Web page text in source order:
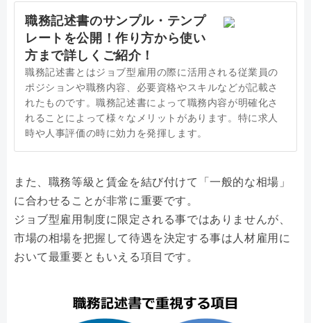
職務記述書のサンプル・テンプ
レートを公開！作り方から使い
方まで詳しくご紹介！
職務記述書とはジョブ型雇用の際に活用される従業員の
ポジションや職務内容、必要資格やスキルなどが記載さ
れたものです。職務記述書によって職務内容が明確化さ
れることによって様々なメリットがあります。特に求人
時や人事評価の時に効力を発揮します。
また、職務等級と賃金を結び付けて「一般的な相場」
に合わせることが非常に重要です。
ジョブ型雇用制度に限定される事ではありませんが、
市場の相場を把握して待遇を決定する事は人材雇用に
おいて最重要ともいえる項目です。